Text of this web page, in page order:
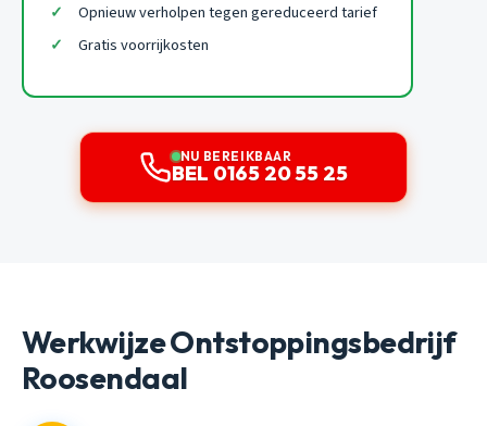
Opnieuw verholpen tegen gereduceerd tarief
Gratis voorrijkosten
NU BEREIKBAAR
BEL 0165 20 55 25
Werkwijze Ontstoppingsbedrijf
Roosendaal